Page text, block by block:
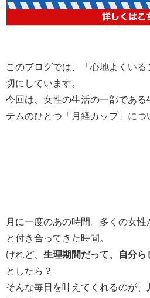
このブログでは、「心地よくい
切にしています。
今回は、女性の生活の一部である
テムのひとつ「月経カップ」に
月に一度のあの時間。多くの女性
と付き合ってきた時間。
けれど、 生理期間だって、自分
としたら？
そんな毎日を叶えてくれるのが、